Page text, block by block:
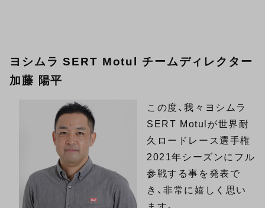
ヨシムラ SERT Motul チームディレクター
加藤 陽平
この度、我々ヨシムラ
SERT Motulが世界耐
久ロードレース選手権
2021年シーズンにフル
参戦する事を発表で
き、非常に嬉しく思い